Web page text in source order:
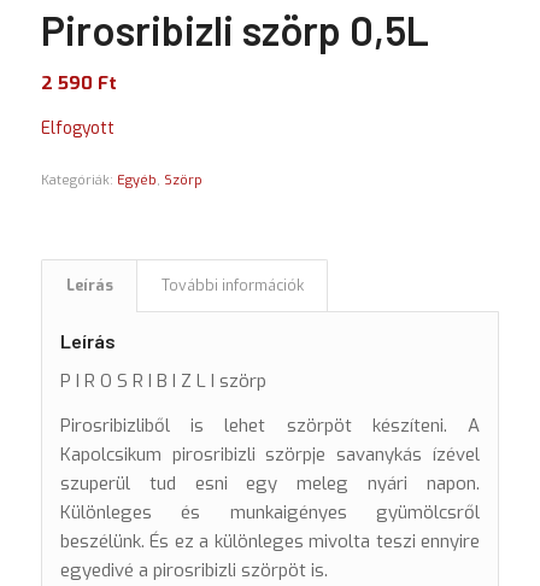
Pirosribizli szörp 0,5L
2 590 Ft
Elfogyott
Kategóriák: Egyéb, Szörp
Leírás További információk
Leírás
P I R O S R I B I Z L I szörp
Pirosribizliből is lehet szörpöt készíteni. A
Kapolcsikum pirosribizli szörpje savanykás ízével
szuperül tud esni egy meleg nyári napon.
Különleges és munkaigényes gyümölcsről
beszélünk. És ez a különleges mivolta teszi ennyire
egyedivé a pirosribizli szörpöt is.